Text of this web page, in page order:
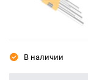
В наличии